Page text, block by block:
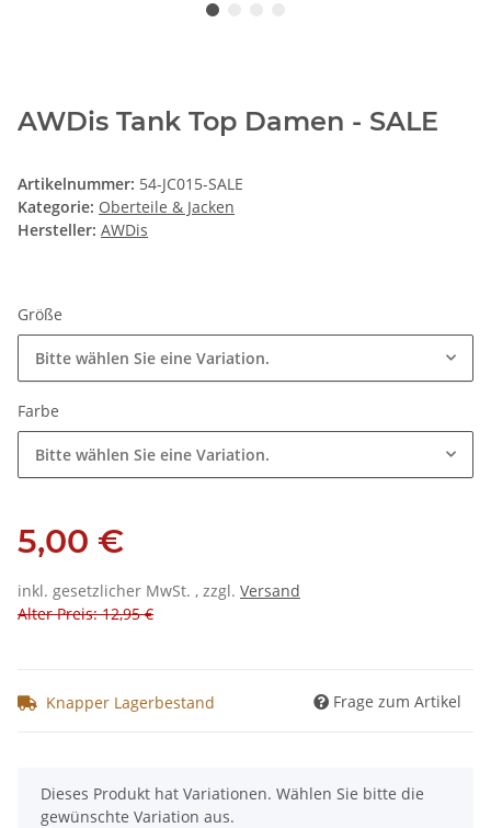
AWDis Tank Top Damen - SALE
Artikelnummer: 54-JC015-SALE
Kategorie: Oberteile & Jacken
Hersteller: AWDis
Größe
Bitte wählen Sie eine Variation.
Farbe
Bitte wählen Sie eine Variation.
5,00 €
inkl. gesetzlicher MwSt. , zzgl. Versand
Alter Preis: 12,95 €
Knapper Lagerbestand Frage zum Artikel
x
Dieses Produkt hat Variationen. Wählen Sie bitte die
gewünschte Variation aus.